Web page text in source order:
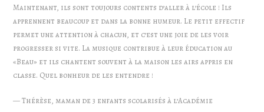
Maintenant, ils sont toujours contents d’aller à l’école ! Ils
apprennent beaucoup et dans la bonne humeur. Le petit effectif
permet une attention à chacun, et c’est une joie de les voir
progresser si vite. La musique contribue à leur éducation au
«Beau» et ils chantent souvent à la maison les airs appris en
classe. Quel bonheur de les entendre !
—Thérèse, maman de 3 enfants scolarisés à l’Académie